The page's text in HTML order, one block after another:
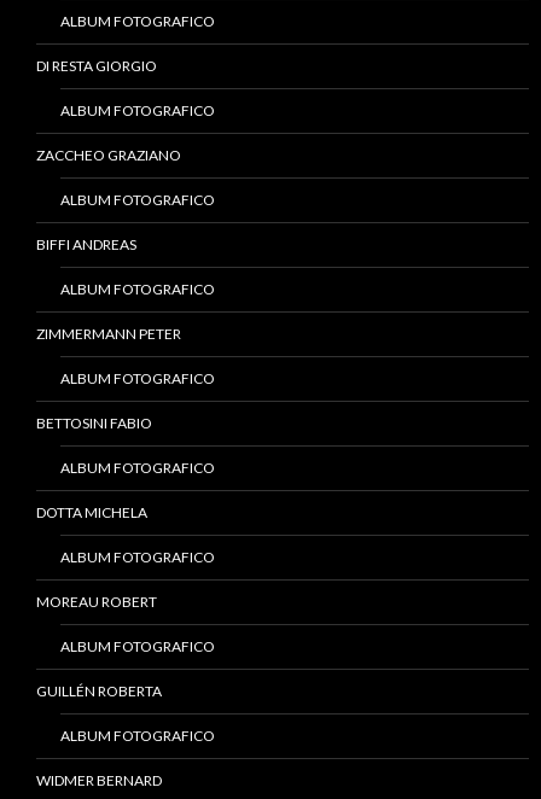
ALBUM FOTOGRAFICO
DI RESTA GIORGIO
ALBUM FOTOGRAFICO
ZACCHEO GRAZIANO
ALBUM FOTOGRAFICO
BIFFI ANDREAS
ALBUM FOTOGRAFICO
ZIMMERMANN PETER
ALBUM FOTOGRAFICO
BETTOSINI FABIO
ALBUM FOTOGRAFICO
DOTTA MICHELA
ALBUM FOTOGRAFICO
MOREAU ROBERT
ALBUM FOTOGRAFICO
GUILLÉN ROBERTA
ALBUM FOTOGRAFICO
WIDMER BERNARD